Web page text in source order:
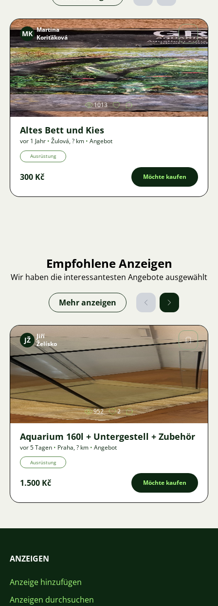
Bild
MK Martina
Koriťáková
1013
Altes Bett und Kies
vor 1 Jahr • Žulová,? km • Angebot
Ausrüstung
300 Kč Möchte kaufen
Empfohlene Anzeigen
Wir haben die interessantesten Angebote ausgewählt
Mehr anzeigen
Bild
JŽ
Jiří
Želísko
952 2
Aquarium 160l + Untergestell + Zubehör
vor 5 Tagen • Praha,? km • Angebot
Ausrüstung
1.500 Kč Möchte kaufen
ANZEIGEN
Anzeige hinzufügen
Anzeigen durchsuchen